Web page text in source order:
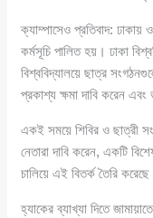
ক্যাম্পাসেও প্রতিবাদ: ঢাকায়
কর্মসূচি পালিত হয়। ঢাকা
বিশ্ববিদ্যালয়ে ছাত্র
প্রকাশ্য ক্ষমা দাবি করেন
একই সময়ে শিবির ও ছাত্রী
নেতারা দাবি করেন, একটি
চালিয়ে এই বিতর্ক তৈরি
হ্যাকের ব্যাখ্যা দিতে